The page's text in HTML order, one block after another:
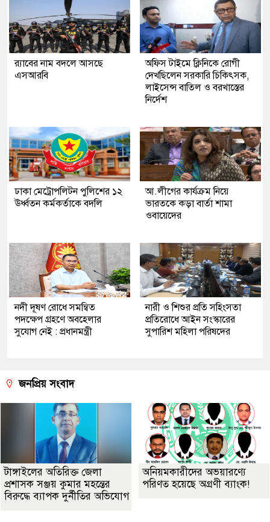
র‍্যাবের নাম বদলে আসছে
এসআরবি
অফিস টাইমে ক্লিনিকে রোগী
দেখছিলেন সরকারি চিকিৎসক,
লাইসেন্স বাতিল ও বরখাস্তের
নির্দেশ
ঢাকা মেট্রোপলিটন পুলিশের ১২
ঊর্ধ্বতন কর্মকর্তাকে বদলি
আ.লীগের কার্যক্রম নিয়ে
ভারতকে কড়া বার্তা শামা
ওবায়েদের
নদী দূষণ রোধে সমন্বিত
পদক্ষেপ গ্রহণে অবহেলার
সুযোগ নেই : প্রধানমন্ত্রী
নারী ও শিশুর প্রতি সহিংসতা
প্রতিরোধে আইন সংস্কারের
সুপারিশ মহিলা পরিষদের
জনপ্রিয় সংবাদ
টাঙ্গাইলের অতিরিক্ত জেলা
প্রশাসক সঞ্জয় কুমার মহন্তের
বিরুদ্ধে ব্যাপক দুর্নীতির অভিযোগ
অনিয়মকারীদের অভয়ারণ্যে
পরিণত হয়েছে অগ্রণী ব্যাংক!